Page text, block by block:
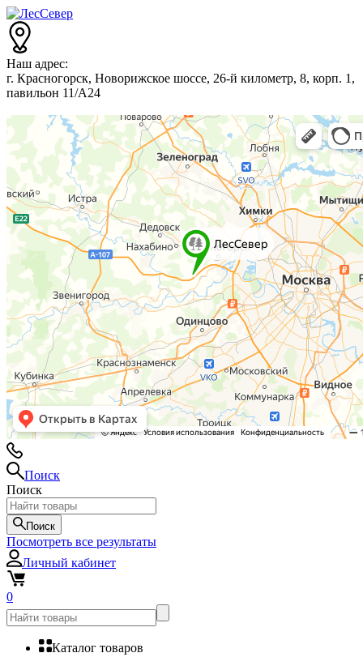
Наш адрес:
г. Красногорск, Новорижское шоссе, 26-й километр, 8, корп. 1,
павильон 11/А24
Поиск
Поиск
Поиск
Посмотреть все результаты
Личный кабинет
0
Каталог товаров